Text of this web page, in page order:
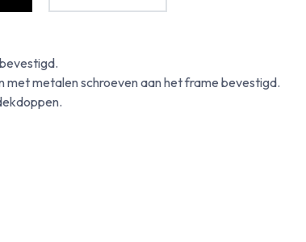
metalen schroeven aan het frame bevestigd.